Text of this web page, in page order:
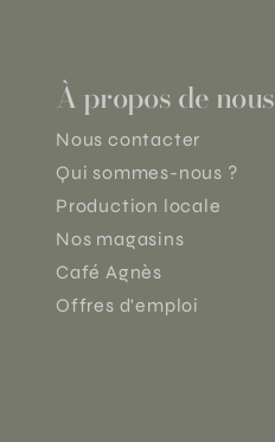
À propos de nous
Nous contacter
Qui sommes-nous ?
Production locale
Nos magasins
Café Agnès
Offres d'emploi